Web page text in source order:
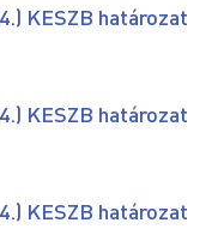
KESZB határozat
KESZB határozat
KESZB határozat